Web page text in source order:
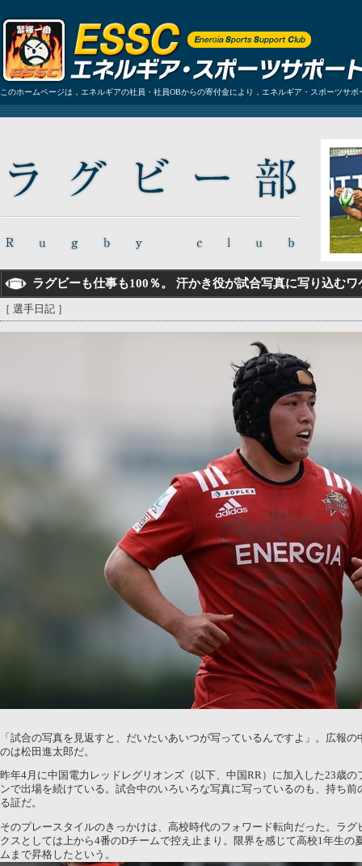
このホームページは，エネルギアの社員・社員OBからの寄付金により，エネルギア・スポーツサ
ラグビーも仕事も100％。 汗かき役が試合写真に写り込むワ
［ 選手日記 ］
「試合の写真を見返すと、だいたいあいつが写っているんですよ」。広報
のは松田進太郎だ。
昨年4月に中国電力レッドレグリオンズ（以下、中国RR）に加入した23歳
ンで出場を続けている。試合中のいろいろな写真に写っているのも、持ち
る証だ。
そのプレースタイルのきっかけは、高校時代のフォワード転向だった。ラ
クスとしては上から4番のDチームで控え止まり。限界を感じて高校1年生
ムまで昇格したという。